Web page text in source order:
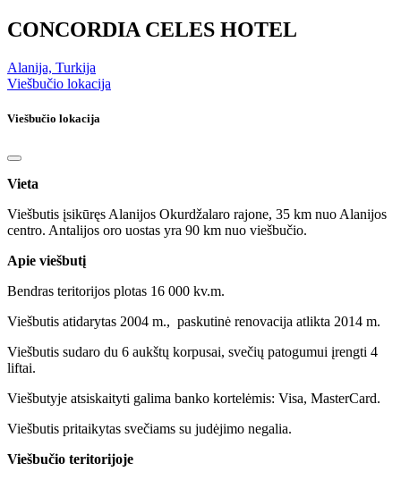
CONCORDIA CELES HOTEL
Alanija, Turkija
Viešbučio lokacija
Viešbučio lokacija
Vieta
Viešbutis įsikūręs Alanijos Okurdžalaro rajone, 35 km nuo Alanijos
centro. Antalijos oro uostas yra 90 km nuo viešbučio.
Apie viešbutį
Bendras teritorijos plotas 16 000 kv.m.
Viešbutis atidarytas 2004 m., paskutinė renovacija atlikta 2014 m.
Viešbutis sudaro du 6 aukštų korpusai, svečių patogumui įrengti 4
liftai.
Viešbutyje atsiskaityti galima banko kortelėmis: Visa, MasterCard.
Viešbutis pritaikytas svečiams su judėjimo negalia.
Viešbučio teritorijoje